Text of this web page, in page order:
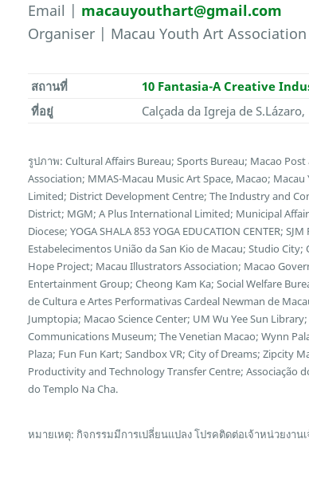
Email | macauyouthart@gmail.com
Organiser | Macau Youth Art Association
สถานที่
10 Fantasia-A Creative
ที่อยู่
Calçada da Igreja de S.Lázaro,
รูปภาพ: Cultural Affairs Bureau; Sports Bureau; Macao
Association; MMAS-Macau Music Art Space, Macao;
Limited; District Development Centre; The Industry and
District; MGM; A Plus International Limited; Municipal
Diocese; YOGA SHALA 853 YOGA EDUCATION CENTER;
Estabelecimentos União da San Kio de Macau; Studio
Hope Project; Macau Illustrators Association; Macao
Entertainment Group; Cheong Kam Ka; Social Welfare
de Cultura e Artes Performativas Cardeal Newman de
Jumptopia; Macao Science Center; UM Wu Yee Sun
Communications Museum; The Venetian Macao; Wynn
Plaza; Fun Fun Kart; Sandbox VR; City of Dreams; Zipcity
Productivity and Technology Transfer Centre; Associação
do Templo Na Cha.
หมายเหตุ: กิจกรรมมีการเปลี่ยนแปลง โปรคติดต่อเจ้าหน่วยงาน